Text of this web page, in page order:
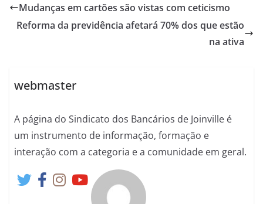
Mudanças em cartões são vistas com ceticismo
Reforma da previdência afetará 70% dos que estão
na ativa
webmaster
A página do Sindicato dos Bancários de Joinville é
um instrumento de informação, formação e
interação com a categoria e a comunidade em geral.